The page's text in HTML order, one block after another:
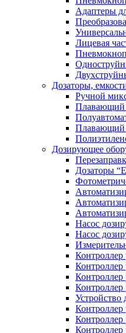
Адаптеры
Лицевая
Дозаторы,
Ручной
Плавающий
Плавающий
Дозирующее
Дозаторы
Насос
Насос
Устройство
Контроллер